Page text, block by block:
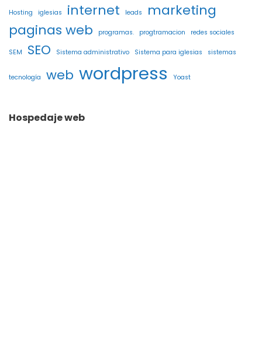
Hosting iglesias internet leads
marketing
paginas web
programas. progtramacion redes sociales
SEM SEO Sistema administrativo Sistema para iglesias sistemas
tecnología web wordpress Yoast
Hospedaje web